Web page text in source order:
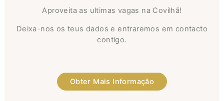
Aproveita as ultimas vagas na Covilhã!
Deixa-nos os teus dados e entraremos em contacto
contigo.
Obter Mais Informação